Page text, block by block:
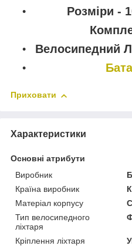
Розміри -
Велосипедний
Приховати
Характеристики
Основні атрибути
Виробник
Країна виробник
Матеріал корпусу
Тип велосипедного
ліхтаря
Кріплення ліхтаря